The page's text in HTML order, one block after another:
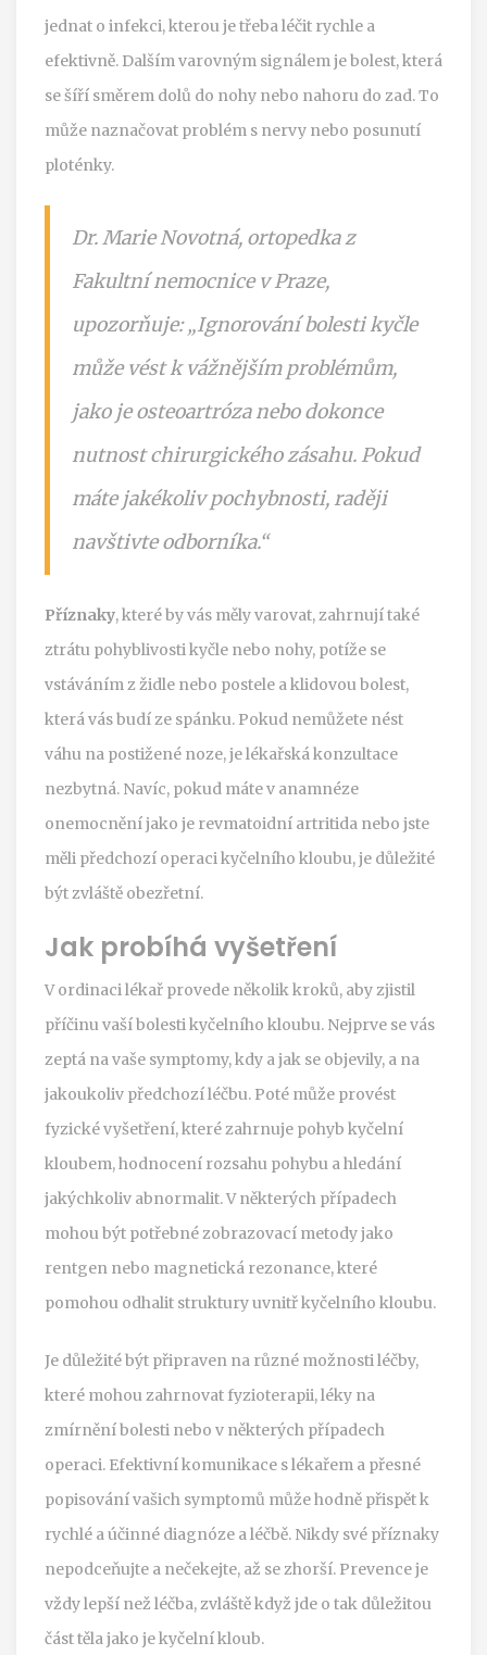
jednat o infekci, kterou je třeba léčit rychle a
efektivně. Dalším varovným signálem je bolest, která
se šíří směrem dolů do nohy nebo nahoru do zad. To
může naznačovat problém s nervy nebo posunutí
ploténky.
Dr. Marie Novotná, ortopedka z
Fakultní nemocnice v Praze,
upozorňuje: „Ignorování bolesti kyčle
může vést k vážnějším problémům,
jako je osteoartróza nebo dokonce
nutnost chirurgického zásahu. Pokud
máte jakékoliv pochybnosti, raději
navštivte odborníka.“
Příznaky, které by vás měly varovat, zahrnují také
ztrátu pohyblivosti kyčle nebo nohy, potíže se
vstáváním z židle nebo postele a klidovou bolest,
která vás budí ze spánku. Pokud nemůžete nést
váhu na postižené noze, je lékařská konzultace
nezbytná. Navíc, pokud máte v anamnéze
onemocnění jako je revmatoidní artritida nebo jste
měli předchozí operaci kyčelního kloubu, je důležité
být zvláště obezřetní.
Jak probíhá vyšetření
V ordinaci lékař provede několik kroků, aby zjistil
příčinu vaší bolesti kyčelního kloubu. Nejprve se vás
zeptá na vaše symptomy, kdy a jak se objevily, a na
jakoukoliv předchozí léčbu. Poté může provést
fyzické vyšetření, které zahrnuje pohyb kyčelní
kloubem, hodnocení rozsahu pohybu a hledání
jakýchkoliv abnormalit. V některých případech
mohou být potřebné zobrazovací metody jako
rentgen nebo magnetická rezonance, které
pomohou odhalit struktury uvnitř kyčelního kloubu.
Je důležité být připraven na různé možnosti léčby,
které mohou zahrnovat fyzioterapii, léky na
zmírnění bolesti nebo v některých případech
operaci. Efektivní komunikace s lékařem a přesné
popisování vašich symptomů může hodně přispět k
rychlé a účinné diagnóze a léčbě. Nikdy své příznaky
nepodceňujte a nečekejte, až se zhorší. Prevence je
vždy lepší než léčba, zvláště když jde o tak důležitou
část těla jako je kyčelní kloub.